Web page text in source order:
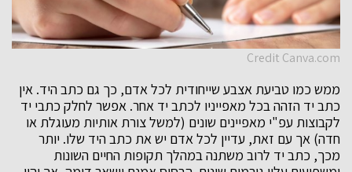
Credit Canva.com
ממש כמו טביעת אצבע שייחודית לכל אדם, כך גם כתב היד. אין
כתב יד הזהה בכל מאפייניו לכתב יד אחר. אפשר לחלק כתבי יד
לקבוצות עפ"י מאפיינים שונים (למשל צורת אותיות מעוגלת או
חדה) אך עם זאת, עדיין לכל אדם יש את כתב היד שלו. יותר
מכך, כתב יד לרוב משתנה במהלך תקופות החיים השונות